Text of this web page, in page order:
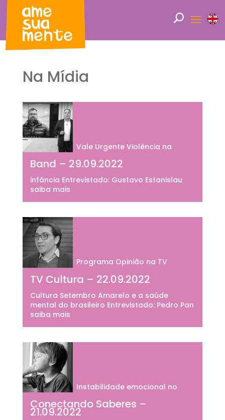
Na Mídia
Band – 29.09.2022
Vale Urgente Violência na
infância Entrevistado: Gustavo Estanislau
saiba mais
TV Cultura – 22.09.2022
Programa Opinião na TV
Cultura Setembro Amarelo e a saúde
mental do brasileiro Entrevistado: Pedro Pan
saiba mais
Conectando Saberes –
21.09.2022
Instabilidade emocional no